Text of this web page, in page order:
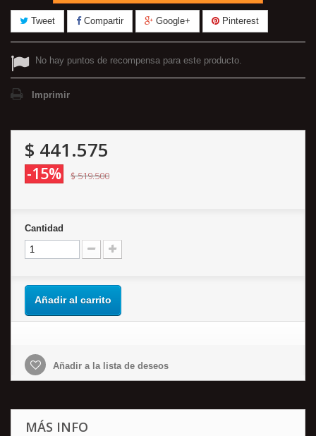
Tweet Compartir Google+ Pinterest
No hay puntos de recompensa para este producto.
Imprimir
$ 441.575
-15% $ 519.500
Cantidad
Añadir al carrito
Añadir a la lista de deseos
MÁS INFO